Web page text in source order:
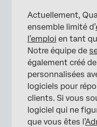
Actuellement,
ensemble limité d’
l’emploi en tant
Notre équipe de
également créé
personnalisées
logiciels pour
clients. Si vous
logiciel qui ne
que vous êtes l’